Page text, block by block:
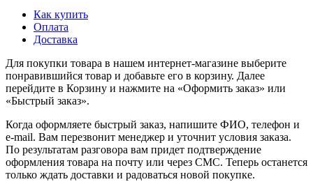
Как купить
Оплата
Доставка
Для покупки товара в нашем интернет-магазине выберите
понравившийся товар и добавьте его в корзину. Далее
перейдите в Корзину и нажмите на «Оформить заказ» или
«Быстрый заказ».
Когда оформляете быстрый заказ, напишите ФИО, телефон и
e-mail. Вам перезвонит менеджер и уточнит условия заказа.
По результатам разговора вам придет подтверждение
оформления товара на почту или через СМС. Теперь останется
только ждать доставки и радоваться новой покупке.